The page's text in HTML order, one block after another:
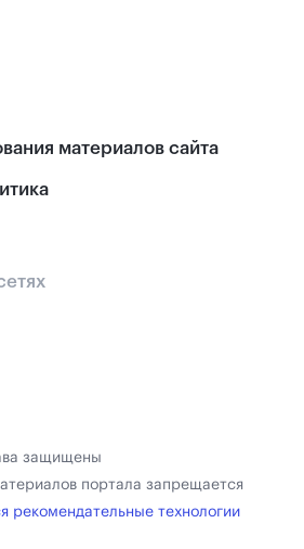
материалов сайта
защищены
портала запрещается
рекомендательные технологии